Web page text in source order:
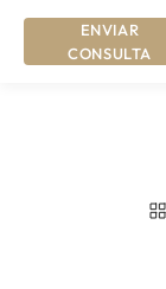
ENVIAR
CONSULTA